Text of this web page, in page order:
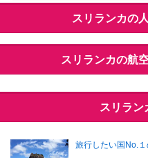
スリランカの
スリランカの航
スリラン
旅行したい国No.